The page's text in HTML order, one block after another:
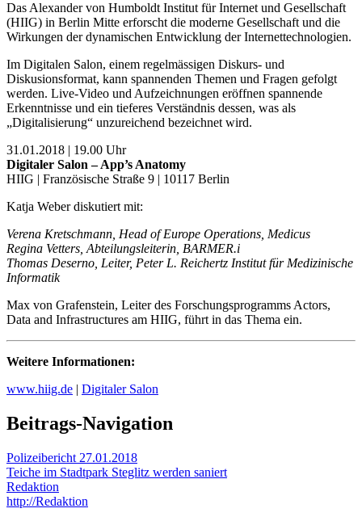
Das Alexander von Humboldt Institut für Internet und Gesellschaft
(HIIG) in Berlin Mitte erforscht die moderne Gesellschaft und die
Wirkungen der dynamischen Entwicklung der Internettechnologien.
Im Digitalen Salon, einem regelmässigen Diskurs- und
Diskusionsformat, kann spannenden Themen und Fragen gefolgt
werden. Live-Video und Aufzeichnungen eröffnen spannende
Erkenntnisse und ein tieferes Verständnis dessen, was als
„Digitalisierung“ unzureichend bezeichnet wird.
31.01.2018 | 19.00 Uhr
Digitaler Salon – App’s Anatomy
HIIG | Französische Straße 9 | 10117 Berlin
Katja Weber diskutiert mit:
Verena Kretschmann, Head of Europe Operations, Medicus
Regina Vetters, Abteilungsleiterin, BARMER.i
Thomas Deserno, Leiter, Peter L. Reichertz Institut für Medizinische
Informatik
Max von Grafenstein, Leiter des Forschungsprogramms Actors,
Data and Infrastructures am HIIG, führt in das Thema ein.
Weitere Informationen:
www.hiig.de | Digitaler Salon
Beitrags-Navigation
Polizeibericht 27.01.2018
Teiche im Stadtpark Steglitz werden saniert
Redaktion
http://Redaktion